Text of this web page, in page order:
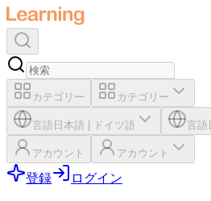
カテゴリー カテゴリー
言語 日本語 ドイツ語 言語
アカウント アカウント
登録 ログイン